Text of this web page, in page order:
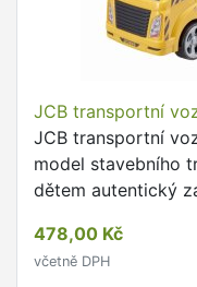
JCB transportní
JCB transportní
model stavebního
dětem autentický
478,00 Kč
včetně DPH